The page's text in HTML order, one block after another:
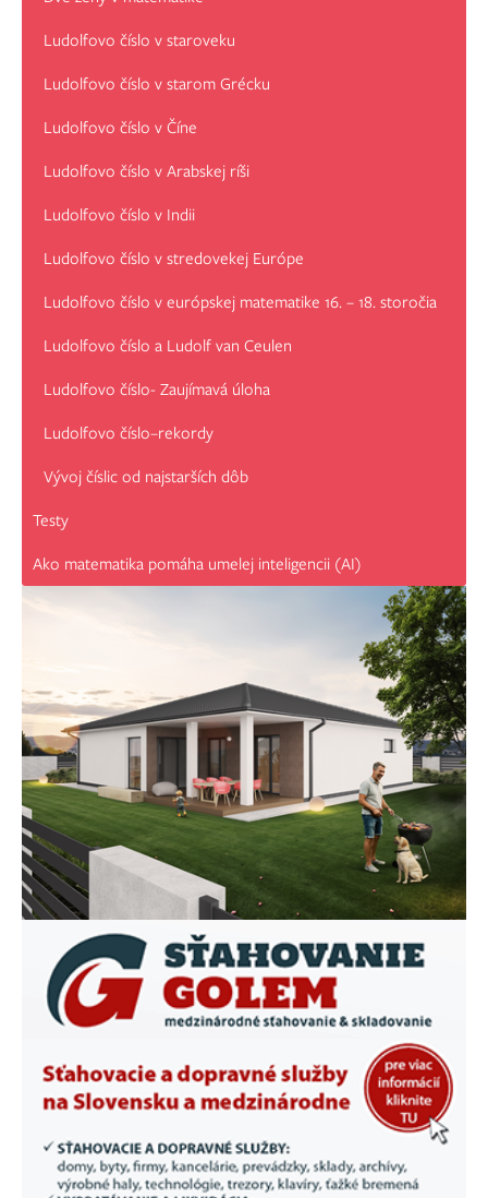
Ludolfovo číslo v staroveku
Ludolfovo číslo v starom Grécku
Ludolfovo číslo v Číne
Ludolfovo číslo v Arabskej ríši
Ludolfovo číslo v Indii
Ludolfovo číslo v stredovekej Európe
Ludolfovo číslo v európskej matematike 16. – 18. storočia
Ludolfovo číslo a Ludolf van Ceulen
Ludolfovo číslo- Zaujímavá úloha
Ludolfovo číslo–rekordy
Vývoj číslic od najstarších dôb
Testy
Ako matematika pomáha umelej inteligencii (AI)